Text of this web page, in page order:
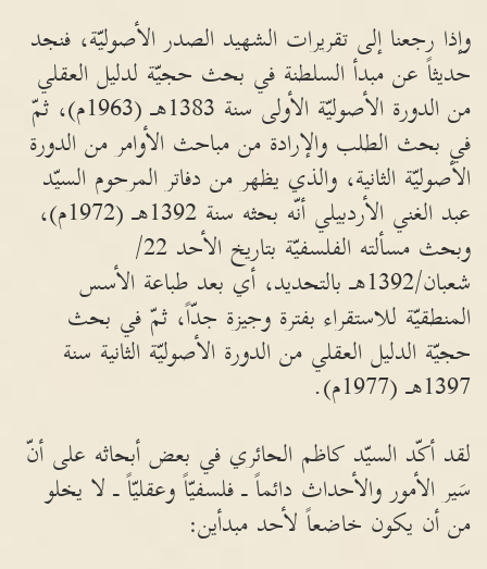
وإذا رجعنا إلى تقريرات الشهيد الصدر الأصوليّة، فنجد
حديثاً عن مبدأ السلطنة في بحث حجيّة لدليل العقلي
من الدورة الأصوليّة الأولى سنة 1383هـ (1963م)، ثمّ
في بحث الطلب والإرادة من مباحث الأوامر من الدورة
الأصوليّة الثانية، والذي يظهر من دفاتر المرحوم السيّد
عبد الغني الأردبيلي أنّه بحثه سنة 1392هـ (1972م)،
وبحث مسألته الفلسفيّة بتاريخ الأحد 22/
شعبان/1392هـ بالتحديد، أي بعد طباعة الأسس
المنطقيّة للاستقراء بفترة وجيزة جدّاً، ثمّ في بحث
حجيّة الدليل العقلي من الدورة الأصوليّة الثانية سنة
1397هـ (1977م).
لقد أكّد السيّد كاظم الحائري في بعض أبحاثه على أنّ
سَير الأمور والأحداث دائماً ـ فلسفيّاً وعقليّاً ـ لا يخلو
من أن يكون خاضعاً لأحد مبدأين: